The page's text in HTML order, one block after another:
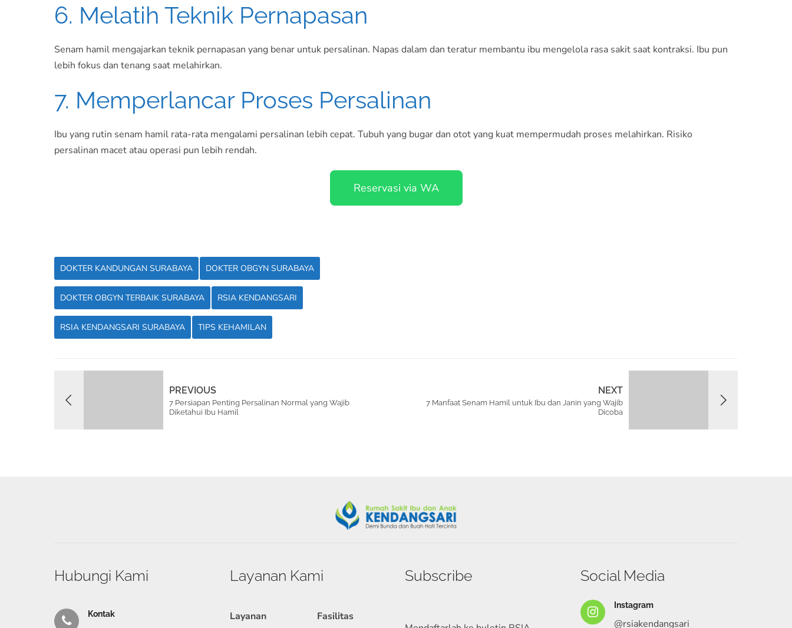
6. Melatih Teknik Pernapasan
Senam hamil mengajarkan teknik pernapasan yang benar untuk persalinan. Napas dalam dan teratur membantu ibu mengelola rasa sakit saat kontraksi. Ibu pun
lebih fokus dan tenang saat melahirkan.
7. Memperlancar Proses Persalinan
Ibu yang rutin senam hamil rata-rata mengalami persalinan lebih cepat. Tubuh yang bugar dan otot yang kuat mempermudah proses melahirkan. Risiko
persalinan macet atau operasi pun lebih rendah.
Reservasi via WA
DOKTER KANDUNGAN SURABAYA DOKTER OBGYN SURABAYA
DOKTER OBGYN TERBAIK SURABAYA RSIA KENDANGSARI
RSIA KENDANGSARI SURABAYA TIPS KEHAMILAN
PREVIOUS
7 Persiapan Penting Persalinan Normal yang Wajib
Diketahui Ibu Hamil
NEXT
7 Manfaat Senam Hamil untuk Ibu dan Janin yang Wajib
Dicoba
Hubungi Kami
Kontak
Layanan Kami
Layanan
Fasilitas
Subscribe Social Media
Instagram
@rsiakendangsari